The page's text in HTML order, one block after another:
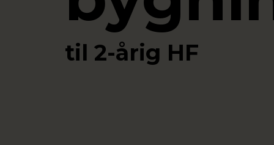
til 2-årig HF